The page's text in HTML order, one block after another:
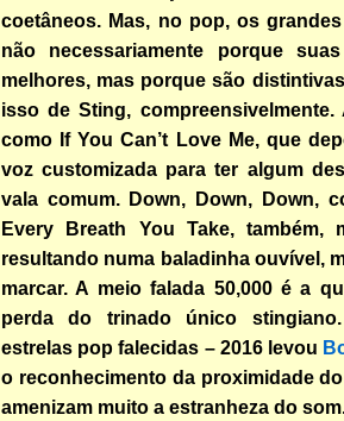
coetâneos. Mas, no pop, os
não necessariamente porque
melhores, mas porque são
isso de Sting, compreensivelmente.
como If You Can’t Love Me, que
voz customizada para ter algum
vala comum. Down, Down, Down,
Every Breath You Take, também,
resultando numa baladinha ouvível,
marcar. A meio falada 50,000 é a
perda do trinado único
estrelas pop falecidas – 2016 levou
o reconhecimento da proximidade
amenizam muito a estranheza do